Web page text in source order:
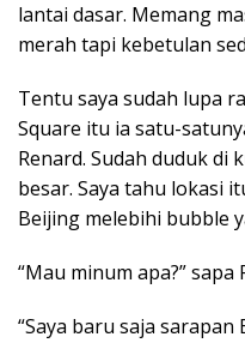
lantai dasar. Memang
merah tapi kebetulan
Tentu saya sudah lupa
Square itu ia satu-
Renard. Sudah duduk di
besar. Saya tahu lokasi
Beijing melebihi bubble
“Mau minum apa?” sapa
“Saya baru saja sarapan